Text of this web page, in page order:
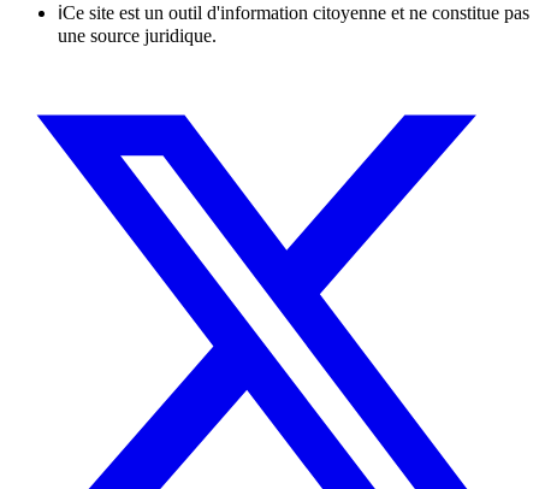
ℹCe site est un outil d'information citoyenne et ne constitue pas
une source juridique.